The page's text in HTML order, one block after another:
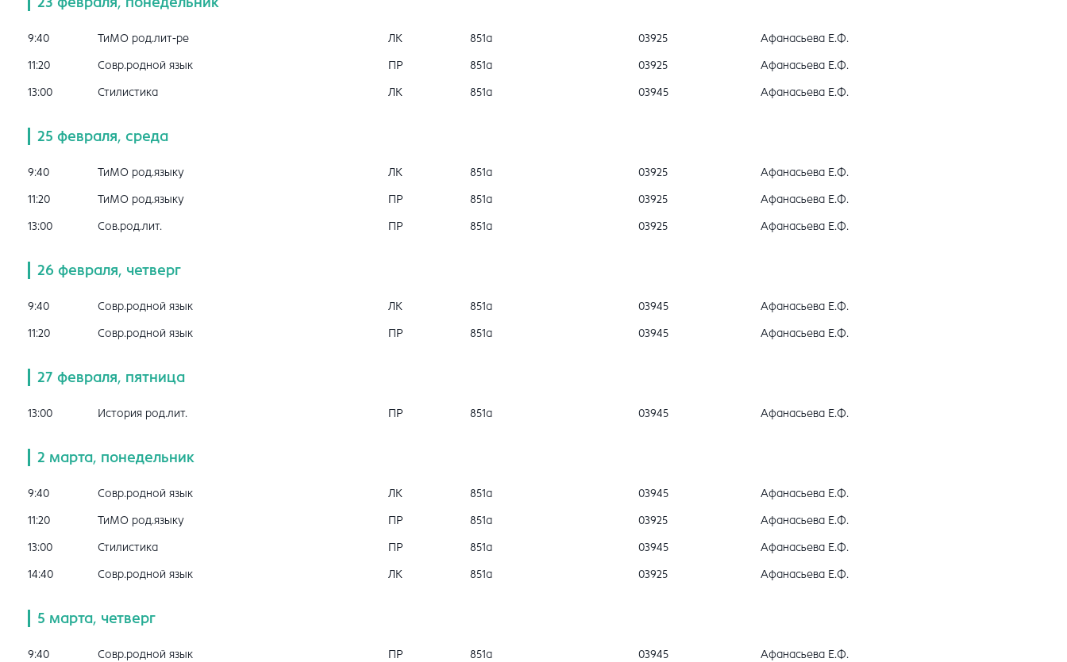
9:40 ТиМО род.лит-ре ЛК 851а 03925 Афанасьева Е.Ф.
11:20 Совр.родной язык ПР 851а 03925 Афанасьева Е.Ф.
13:00 Стилистика ЛК 851а 03945 Афанасьева Е.Ф.
25 февраля, среда
9:40 ТиМО род.языку ЛК 851а 03925 Афанасьева Е.Ф.
11:20 ТиМО род.языку ПР 851а 03925 Афанасьева Е.Ф.
13:00 Сов.род.лит. ПР 851а 03925 Афанасьева Е.Ф.
26 февраля, четверг
9:40 Совр.родной язык ЛК 851а 03945 Афанасьева Е.Ф.
11:20 Совр.родной язык ПР 851а 03945 Афанасьева Е.Ф.
27 февраля, пятница
13:00 История род.лит. ПР 851а 03945 Афанасьева Е.Ф.
2 марта, понедельник
9:40 Совр.родной язык ЛК 851а 03945 Афанасьева Е.Ф.
11:20 ТиМО род.языку ПР 851а 03925 Афанасьева Е.Ф.
13:00 Стилистика ПР 851а 03945 Афанасьева Е.Ф.
14:40 Совр.родной язык ЛК 851а 03925 Афанасьева Е.Ф.
5 марта, четверг
9:40 Совр.родной язык ПР 851а 03945 Афанасьева Е.Ф.